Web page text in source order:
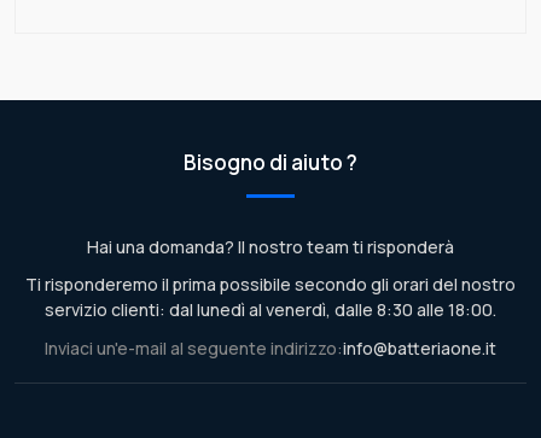
Bisogno di aiuto ?
Hai una domanda? Il nostro team ti risponderà
Ti risponderemo il prima possibile secondo gli orari del nostro
servizio clienti: dal lunedì al venerdì, dalle 8:30 alle 18:00.
Inviaci un'e-mail al seguente indirizzo:info@batteriaone.it